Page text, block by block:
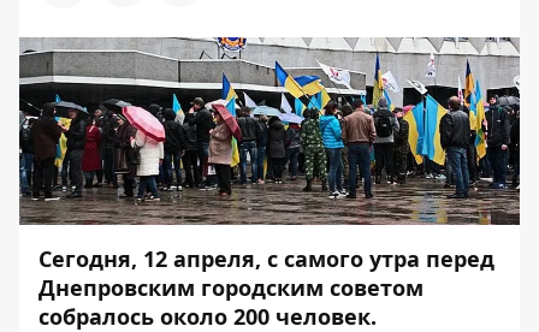
Сегодня, 12 апреля, с самого утра перед
Днепровским городским советом
собралось около 200 человек.